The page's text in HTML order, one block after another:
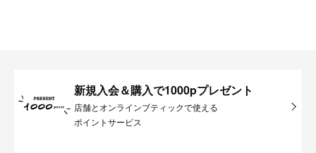
新規入会＆購入で1000pプレゼント
店舗とオンラインブティックで使える
ポイントサービス